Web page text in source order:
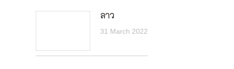
ลาว
31 March 2022